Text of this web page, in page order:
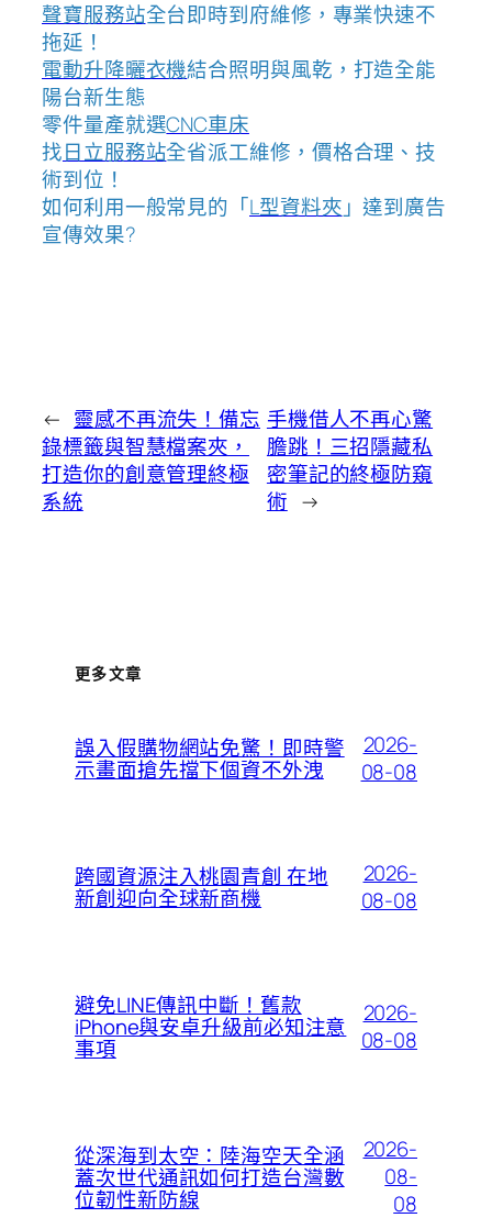
聲寶服務站全台即時到府維修，專業快速不
拖延！
電動升降曬衣機結合照明與風乾，打造全能
陽台新生態
零件量產就選CNC車床
找日立服務站全省派工維修，價格合理、技
術到位！
如何利用一般常見的「L型資料夾」達到廣告
宣傳效果?
← 靈感不再流失！備忘
錄標籤與智慧檔案夾，
打造你的創意管理終極
系統
手機借人不再心驚
膽跳！三招隱藏私
密筆記的終極防窺
術 →
更多文章
誤入假購物網站免驚！即時警
示畫面搶先擋下個資不外洩
2026-
08-08
跨國資源注入桃園青創 在地
新創迎向全球新商機
2026-
08-08
避免LINE傳訊中斷！舊款
iPhone與安卓升級前必知注意
事項
2026-
08-08
從深海到太空：陸海空天全涵
蓋次世代通訊如何打造台灣數
位韌性新防線
2026-
08-
08